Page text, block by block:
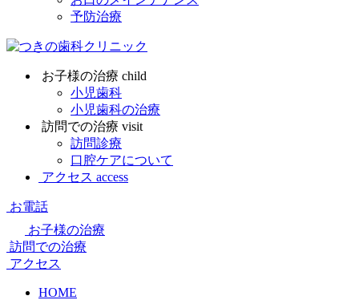
予防治療
お子様の治療 child
小児歯科
小児歯科の治療
訪問での治療 visit
訪問診療
口腔ケアについて
アクセス access
お電話
お子様の治療
訪問での治療
アクセス
HOME